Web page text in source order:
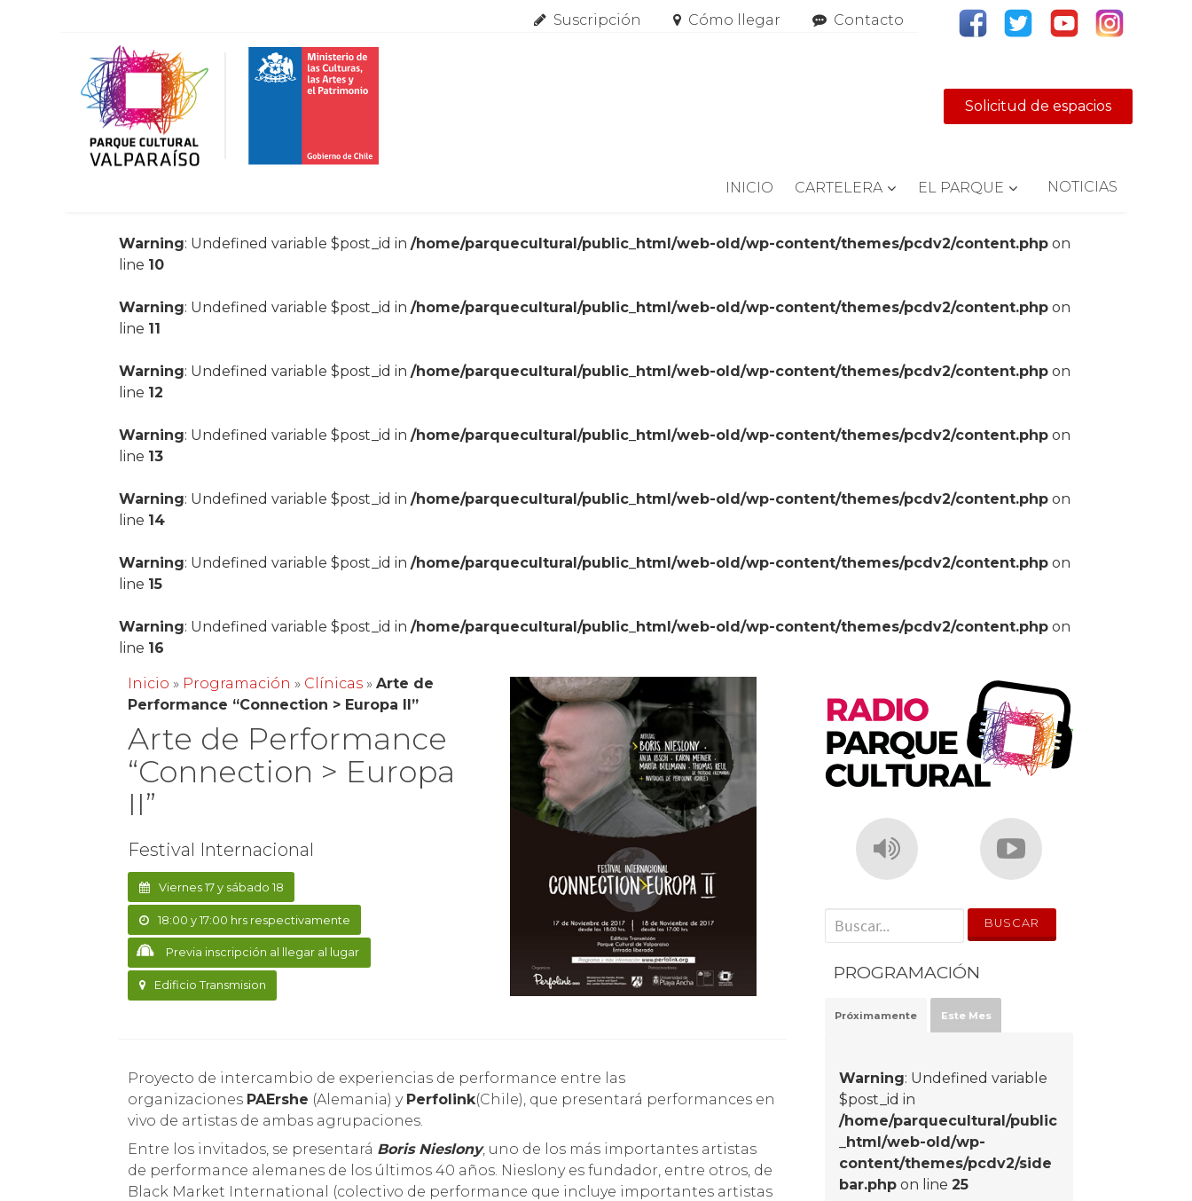
Suscripción Cómo llegar Contacto
Solicitud de espacios
INICIO CARTELERA EL PARQUE NOTICIAS
Warning: Undefined variable $post_id in/home/parquecultural/public_html/web-old/wp-content/themes/pcdv2/content.php on
line 10
Warning: Undefined variable $post_id in/home/parquecultural/public_html/web-old/wp-content/themes/pcdv2/content.php on
line 11
Warning: Undefined variable $post_id in/home/parquecultural/public_html/web-old/wp-content/themes/pcdv2/content.php on
line 12
Warning: Undefined variable $post_id in/home/parquecultural/public_html/web-old/wp-content/themes/pcdv2/content.php on
line 13
Warning: Undefined variable $post_id in/home/parquecultural/public_html/web-old/wp-content/themes/pcdv2/content.php on
line 14
Warning: Undefined variable $post_id in/home/parquecultural/public_html/web-old/wp-content/themes/pcdv2/content.php on
line 15
Warning: Undefined variable $post_id in/home/parquecultural/public_html/web-old/wp-content/themes/pcdv2/content.php on
line 16
Inicio » Programación » Clínicas »Arte de
Performance “Connection > Europa II”
Arte de Performance
“Connection > Europa
II”
Festival Internacional
Viernes 17 y sábado 18
18:00 y 17:00 hrs respectivamente
Previa inscripción al llegar al lugar
Edificio Transmision
Proyecto de intercambio de experiencias de performance entre las
organizaciones PAErshe (Alemania) y Perfolink(Chile), que presentará performances en
vivo de artistas de ambas agrupaciones.
Entre los invitados, se presentará Boris Nieslony, uno de los más importantes artistas
de performance alemanes de los últimos 40 años. Nieslony es fundador, entre otros, de
Black Market International (colectivo de performance que incluye importantes artistas
' . __('Search for:') . '
PROGRAMACIÓN
Próximamente Este Mes
Warning: Undefined variable
$post_id in
/home/parquecultural/public
_html/web-old/wp-
content/themes/pcdv2/side
bar.php on line25